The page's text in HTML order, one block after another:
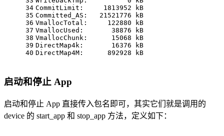
34
35
36
37
38
39
40
CommitLimit:
1813952
kB
Committed_AS:
21521776
kB
VmallocTotal:
122880
kB
VmallocUsed:
38876
kB
VmallocChunk:
15068
kB
DirectMap4k:
16376
kB
DirectMap4M:
892928 kB
启动和停止 App
启动和停止 App 直接传入包名即可，其实它们就是调用的
device 的 start_app 和 stop_app 方法，定义如下：